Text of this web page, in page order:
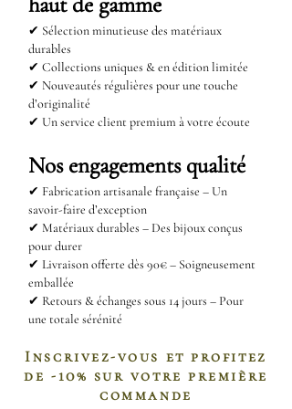
✔ Sélection minutieuse des matériaux
durables
✔ Collections uniques & en édition limitée
✔ Nouveautés régulières pour une touche
d’originalité
✔ Un service client premium à votre écoute
Nos engagements qualité
✔ Fabrication artisanale française – Un
savoir-faire d’exception
✔ Matériaux durables – Des bijoux conçus
pour durer
✔ Livraison offerte dès 90€ – Soigneusement
emballée
✔ Retours & échanges sous 14 jours – Pour
une totale sérénité
Inscrivez-vous et profitez
de -10% sur votre première
commande